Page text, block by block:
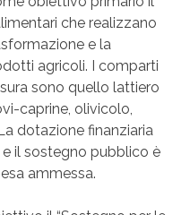
che realizzano
e la
agricoli. I comparti
sono quello lattiero
caprine, olivicolo,
dotazione finanziaria
il sostegno pubblico è
ammessa.